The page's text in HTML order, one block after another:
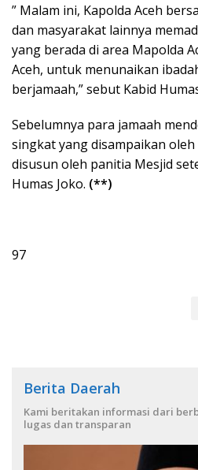
” Malam ini, Kapolda Aceh
dan masyarakat lainnya
yang berada di area Mapolda
Aceh, untuk menunaikan
berjamaah,” sebut Kabid
Sebelumnya para jamaah
singkat yang disampaikan
disusun oleh panitia Mesjid
Humas Joko. (**)
97
Berita Daerah
Kami beritakan informasi dari
lugas dan transparan